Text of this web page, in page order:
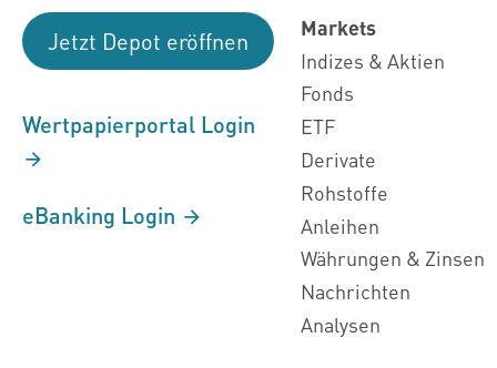
Jetzt Depot eröffnen
Wertpapierportal Login
eBanking Login
Markets
Indizes & Aktien
Fonds
ETF
Derivate
Rohstoffe
Anleihen
Währungen & Zinsen
Nachrichten
Analysen